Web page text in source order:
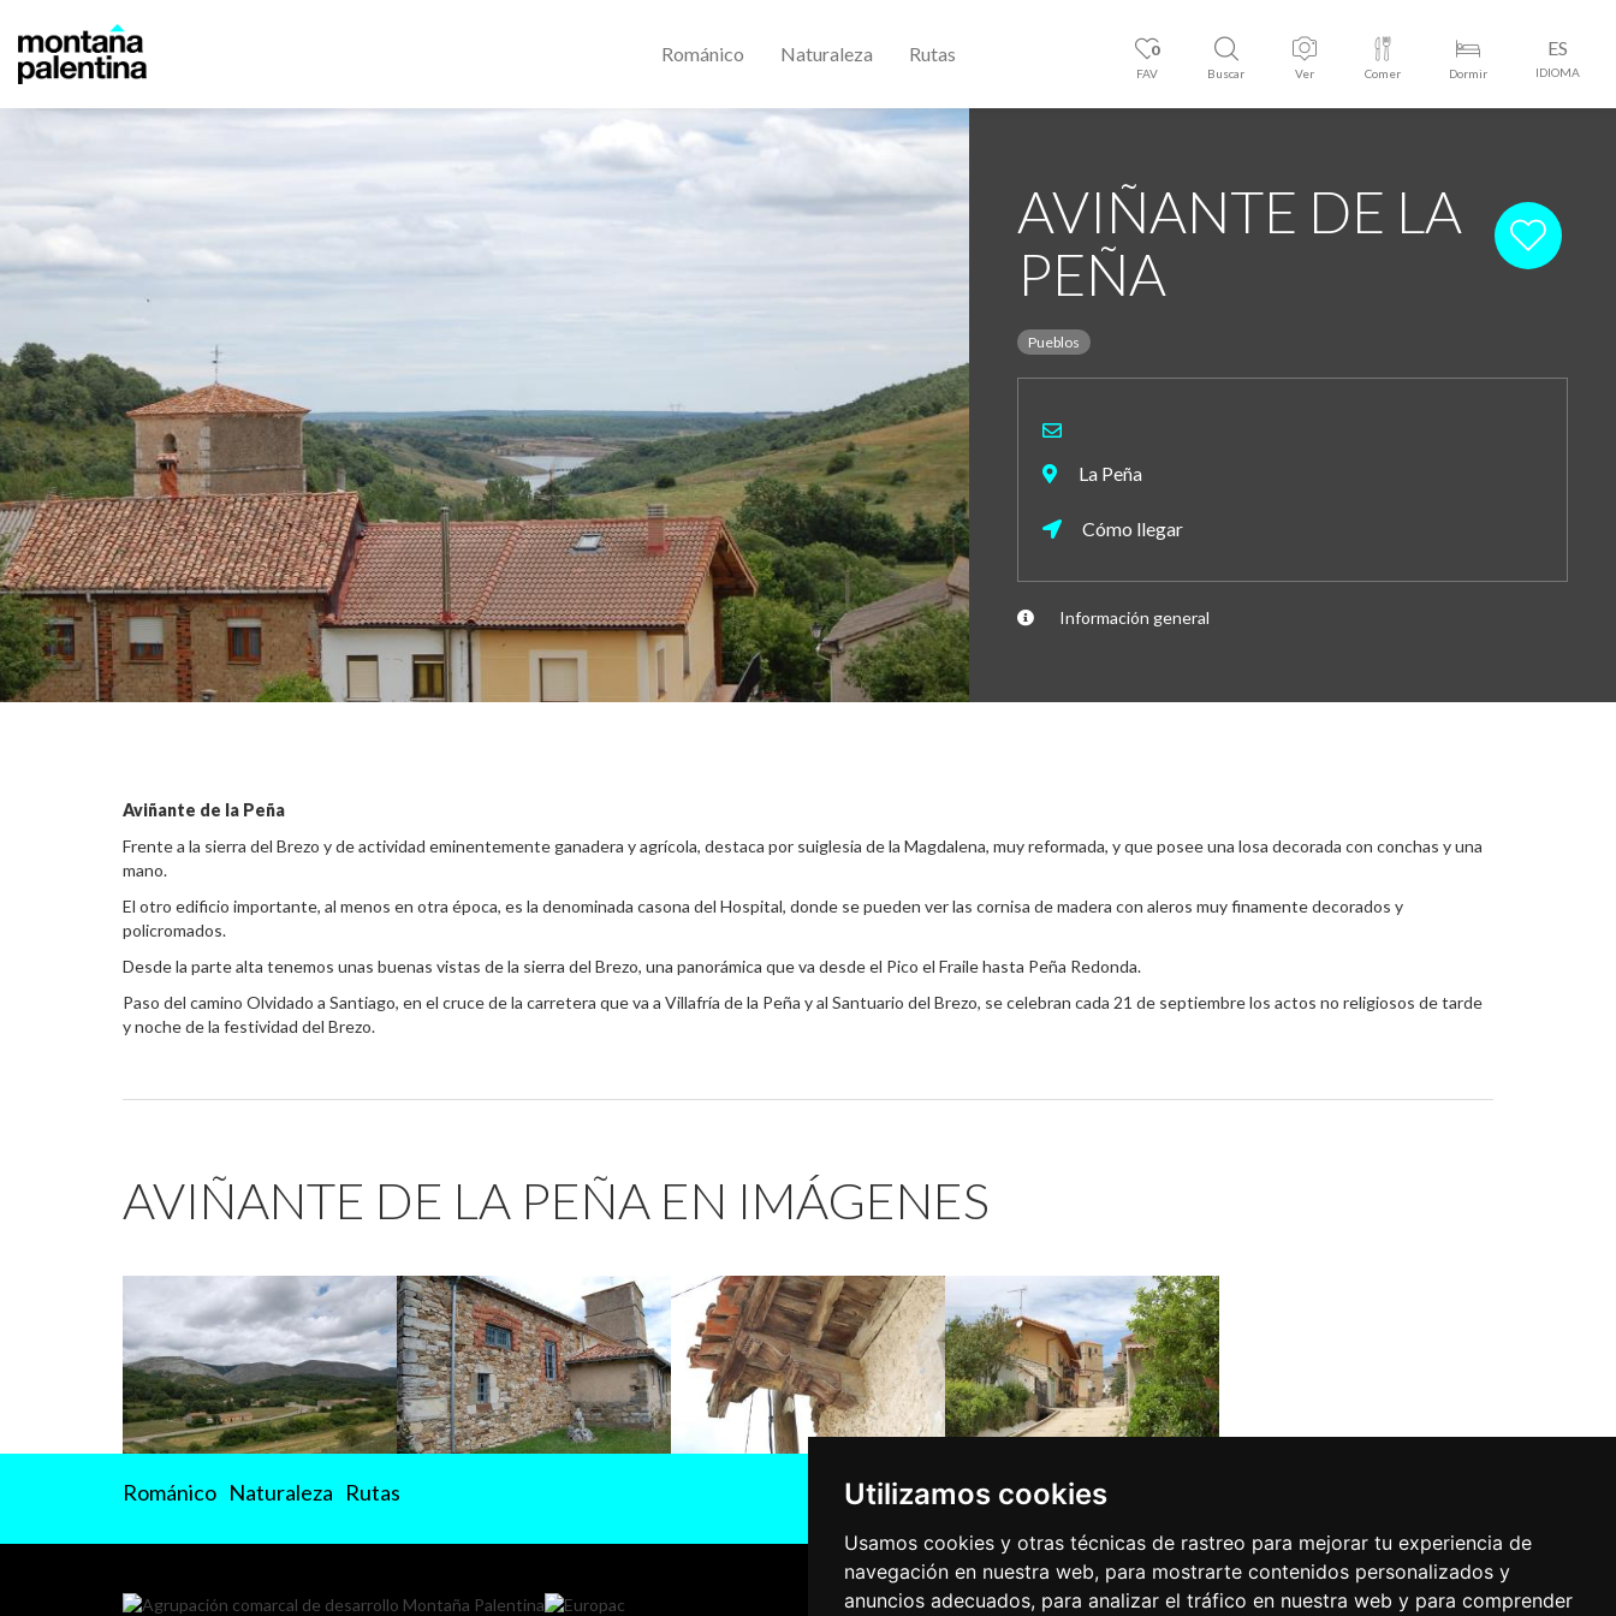
Utilizamos cookies
Usamos cookies y otras técnicas de rastreo para mejorar tu experiencia de
navegación en nuestra web, para mostrarte contenidos personalizados y
anuncios adecuados, para analizar el tráfico en nuestra web y para comprender
0
FAV Buscar Ver Comer Dormir
ES
IDIOMA
Románico Naturaleza Rutas
AVIÑANTE DE LA
PEÑA
Pueblos
La Peña
Cómo llegar
Información general
Aviñante de la Peña
Frente a la sierra del Brezo y de actividad eminentemente ganadera y agrícola, destaca por suiglesia de la Magdalena, muy reformada, y que posee una losa decorada con conchas y una
mano.
El otro edificio importante, al menos en otra época, es la denominada casona del Hospital, donde se pueden ver las cornisa de madera con aleros muy finamente decorados y
policromados.
Desde la parte alta tenemos unas buenas vistas de la sierra del Brezo, una panorámica que va desde el Pico el Fraile hasta Peña Redonda.
Paso del camino Olvidado a Santiago, en el cruce de la carretera que va a Villafría de la Peña y al Santuario del Brezo, se celebran cada 21 de septiembre los actos no religiosos de tarde
y noche de la festividad del Brezo.
AVIÑANTE DE LA PEÑA EN IMÁGENES
Románico Naturaleza Rutas